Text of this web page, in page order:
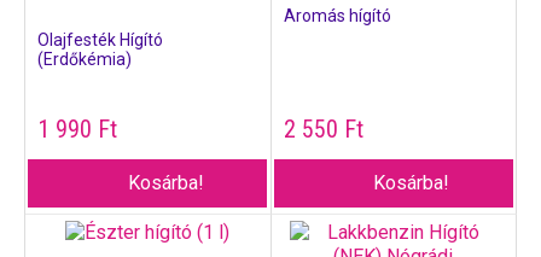
Olajfesték Hígító
(Erdőkémia)
1 990 Ft
Kosárba!
Aromás hígító
2 550 Ft
Kosárba!